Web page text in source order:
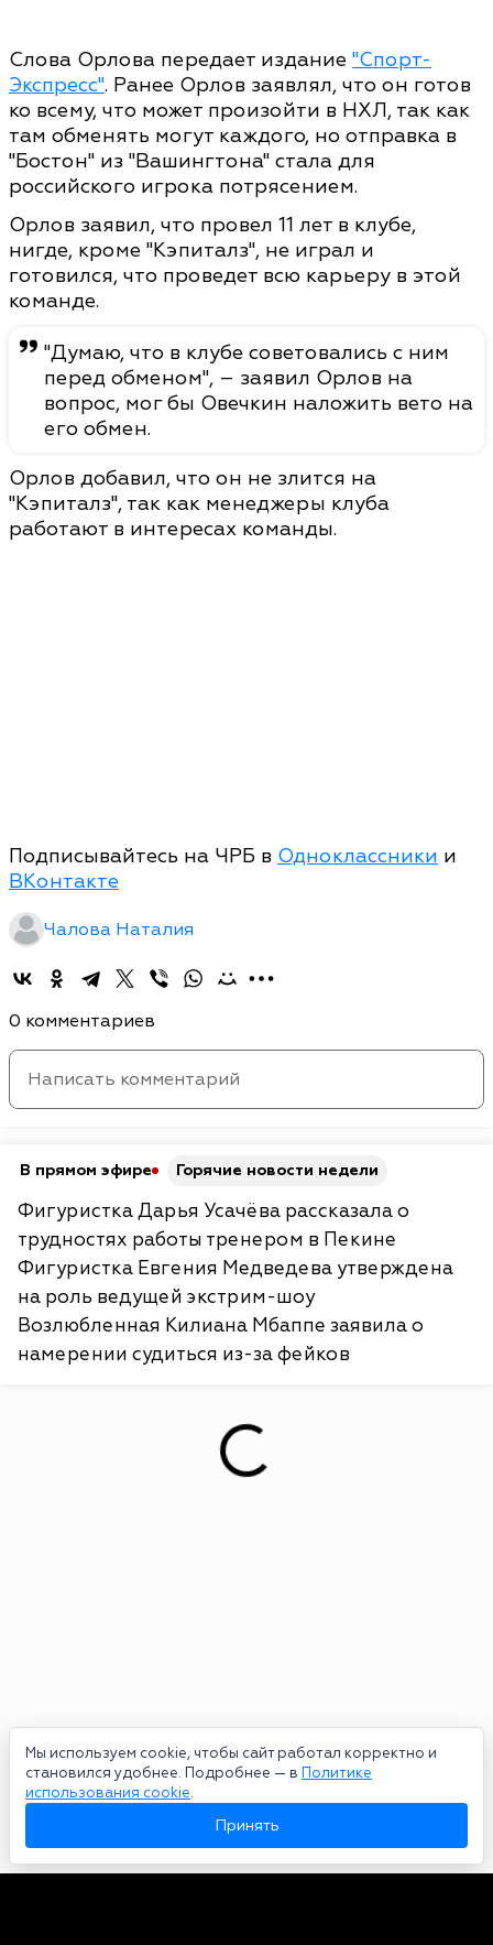
Мы используем cookie, чтобы сайт работал корректно и
становился удобнее. Подробнее — в Политике
использования cookie.
Принять
Слова Орлова передает издание "Спорт-
Экспресс". Ранее Орлов заявлял, что он готов
ко всему, что может произойти в НХЛ, так как
там обменять могут каждого, но отправка в
"Бостон" из "Вашингтона" стала для
российского игрока потрясением.
Орлов заявил, что провел 11 лет в клубе,
нигде, кроме "Кэпиталз", не играл и
готовился, что проведет всю карьеру в этой
команде.
"Думаю, что в клубе советовались с ним
перед обменом", – заявил Орлов на
вопрос, мог бы Овечкин наложить вето на
его обмен.
Орлов добавил, что он не злится на
"Кэпиталз", так как менеджеры клуба
работают в интересах команды.
Подписывайтесь на ЧРБ в Одноклассники и
ВКонтакте
Чалова Наталия
0 комментариев
В прямом эфире Горячие новости недели
Фигуристка Дарья Усачёва рассказала о
трудностях работы тренером в Пекине
Фигуристка Евгения Медведева утверждена
на роль ведущей экстрим-шоу
Возлюбленная Килиана Мбаппе заявила о
намерении судиться из-за фейков